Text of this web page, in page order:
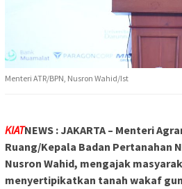
Menteri ATR/BPN, Nusron Wahid/Ist
KIATNEWS : JAKARTA – Menteri
Ruang/Kepala Badan Pertanahan
Nusron Wahid, mengajak
menyertipikatkan tanah wakaf